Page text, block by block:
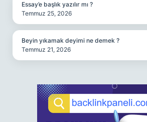
Essay’e başlık yazılır mı ?
Temmuz 25, 2026
Beyin yıkamak deyimi ne demek ?
Temmuz 21, 2026